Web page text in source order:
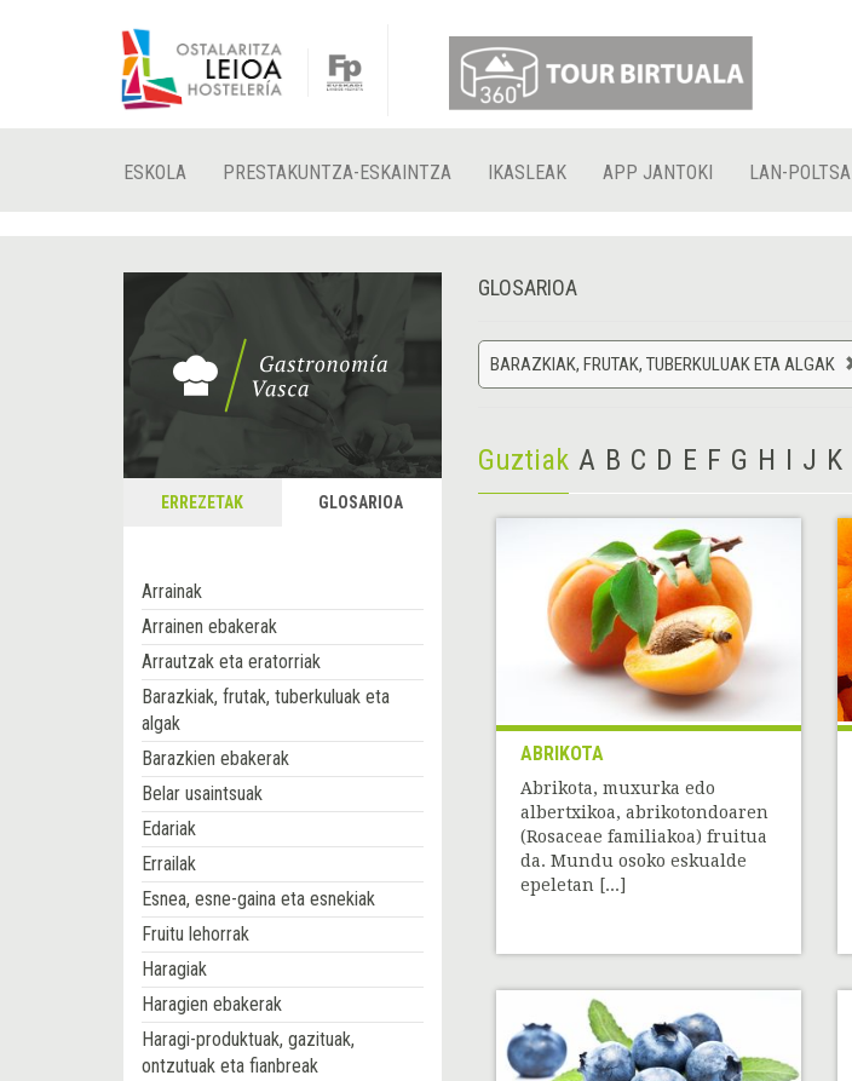
ESKOLA PRESTAKUNTZA-ESKAINTZA IKASLEAK APP JANTOKI LAN-POLTSA
ERREZETAK GLOSARIOA
Arrainak
Arrainen ebakerak
Arrautzak eta eratorriak
Barazkiak, frutak, tuberkuluak eta
algak
Barazkien ebakerak
Belar usaintsuak
Edariak
Errailak
Esnea, esne-gaina eta esnekiak
Fruitu lehorrak
Haragiak
Haragien ebakerak
Haragi-produktuak, gazituak,
ontzutuak eta fianbreak
GLOSARIOA
BARAZKIAK, FRUTAK, TUBERKULUAK ETA ALGAK
Guztiak A B C D E F G H I J K
ABRIKOTA
Abrikota, muxurka edo
albertxikoa, abrikotondoaren
(Rosaceae familiakoa) fruitua
da. Mundu osoko eskualde
epeletan [...]